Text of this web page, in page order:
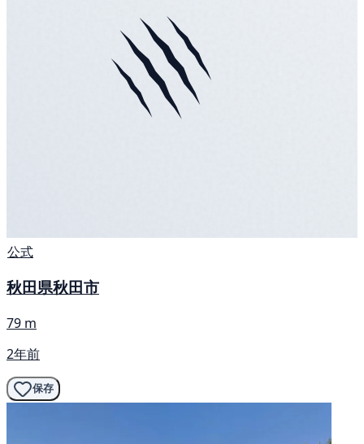
公式
秋田県秋田市
79 m
2年前
保存